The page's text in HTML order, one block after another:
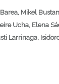
Mikel
Ucha, Elena
Larrinaga,